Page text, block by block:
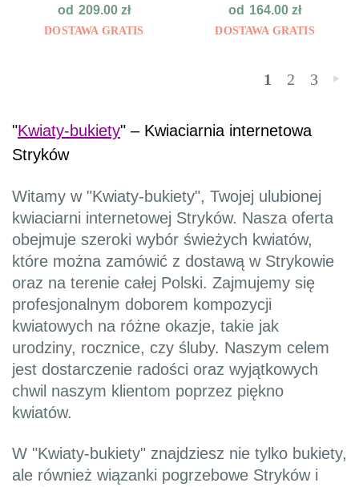
od 209.00 zł
DOSTAWA GRATIS
od 164.00zł
DOSTAWA GRATIS
1 2 3 »
"Kwiaty-bukiety" – Kwiaciarnia internetowa
Stryków
Witamy w "Kwiaty-bukiety", Twojej ulubionej
kwiaciarni internetowej Stryków. Nasza oferta
obejmuje szeroki wybór świeżych kwiatów,
które można zamówić z dostawą w Strykowie
oraz na terenie całej Polski. Zajmujemy się
profesjonalnym doborem kompozycji
kwiatowych na różne okazje, takie jak
urodziny, rocznice, czy śluby. Naszym celem
jest dostarczenie radości oraz wyjątkowych
chwil naszym klientom poprzez piękno
kwiatów.
W "Kwiaty-bukiety" znajdziesz nie tylko bukiety,
ale również wiązanki pogrzebowe Stryków i